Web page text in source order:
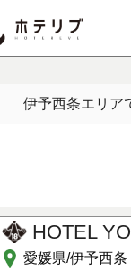
伊予西条エリア
HOTEL
愛媛県/伊予西条